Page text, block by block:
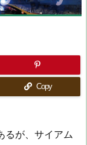
Copy
るが、サイアム